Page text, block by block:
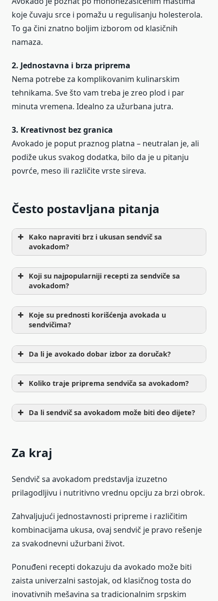
koje čuvaju srce i pomažu u regulisanju holesterola.
To ga čini znatno boljim izborom od klasičnih
namaza.
2. Jednostavna i brza priprema
Nema potrebe za komplikovanim kulinarskim
tehnikama. Sve što vam treba je zreo plod i par
minuta vremena. Idealno za užurbana jutra.
3. Kreativnost bez granica
Avokado je poput praznog platna – neutralan je, ali
podiže ukus svakog dodatka, bilo da je u pitanju
povrće, meso ili različite vrste sireva.
Često postavljana pitanja
Kako napraviti brz i ukusan sendvič sa
avokadom?
Koji su najpopularniji recepti za sendviče sa
avokadom?
Koje su prednosti korišćenja avokada u
sendvičima?
Da li je avokado dobar izbor za doručak?
Koliko traje priprema sendviča sa avokadom?
Da li sendvič sa avokadom može biti deo dijete?
Za kraj
Sendvič sa avokadom predstavlja izuzetno
prilagodljivu i nutritivno vrednu opciju za brzi obrok.
Zahvaljujući jednostavnosti pripreme i različitim
kombinacijama ukusa, ovaj sendvič je pravo rešenje
za svakodnevni užurbani život.
Ponuđeni recepti dokazuju da avokado može biti
zaista univerzalni sastojak, od klasičnog tosta do
inovativnih mešavina sa tradicionalnim srpskim